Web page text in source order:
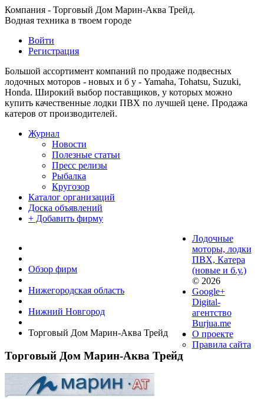
Компания - Торговый Дом Марин-Аква Трейд.
Водная техника в твоем городе
Войти
Регистрация
Большой ассортимент компаний по продаже подвесных
лодочных моторов - новых и б у - Yamaha, Tohatsu, Suzuki,
Honda. Широкий выбор поставщиков, у которых можно
купить качественные лодки ПВХ по лучшей цене. Продажа
катеров от производителей.
Журнал
Новости
Полезные статьи
Пресс релизы
Рыбалка
Кругозор
Каталог организаций
Доска объявлений
+ Добавить фирму
Обзор фирм
Нижегородская область
Нижний Новгород
Торговый Дом Марин-Аква Трейд
Торговый Дом Марин-Аква Трейд
Лодочные
моторы, лодки
ПВХ, Катера
(новые и б.у.)
© 2026
Google+
Digital-
агентство
Burjua.me
О проекте
Правила сайта